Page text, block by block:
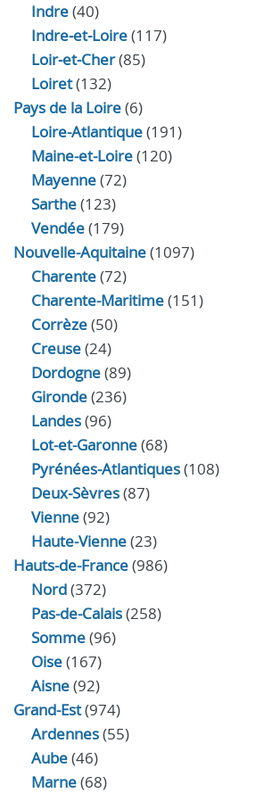
Indre(40)
Indre‑et‑Loire(117)
Loir‑et‑Cher(85)
Loiret(132)
Pays de la Loire(6)
Loire-Atlantique(191)
Maine-et-Loire(120)
Mayenne(72)
Sarthe(123)
Vendée(179)
Nouvelle-Aquitaine(1097)
Charente(72)
Charente-Maritime(151)
Corrèze(50)
Creuse(24)
Dordogne(89)
Gironde(236)
Landes(96)
Lot-et-Garonne(68)
Pyrénées-Atlantiques(108)
Deux-Sèvres(87)
Vienne(92)
Haute-Vienne(23)
Hauts-de-France(986)
Nord(372)
Pas-de-Calais(258)
Somme(96)
Oise(167)
Aisne(92)
Grand-Est(974)
Ardennes(55)
Aube(46)
Marne(68)